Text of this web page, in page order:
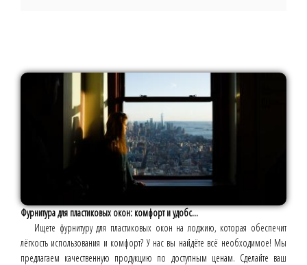
Фурнитура для пластиковых окон: комфорт и удобс...
Ищете фурнитуру для пластиковых окон на лоджию, которая обеспечит
лёгкость использования и комфорт? У нас вы найдёте всё необходимое! Мы
предлагаем качественную продукцию по доступным ценам. Сделайте ваш